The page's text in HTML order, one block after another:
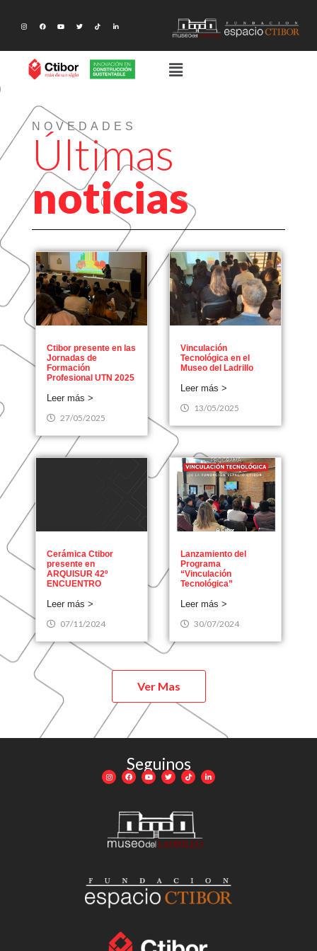
NOVEDADES
Últimas
noticias
Ctibor presente en las
Jornadas de
Formación
Profesional UTN 2025
Leer más >
27/05/2025
Vinculación
Tecnológica en el
Museo del Ladrillo
Leer más >
13/05/2025
Cerámica Ctibor
presente en
ARQUISUR 42º
ENCUENTRO
Leer más >
07/11/2024
Lanzamiento del
Programa
“Vinculación
Tecnológica”
Leer más >
30/07/2024
Ver Mas
Seguinos